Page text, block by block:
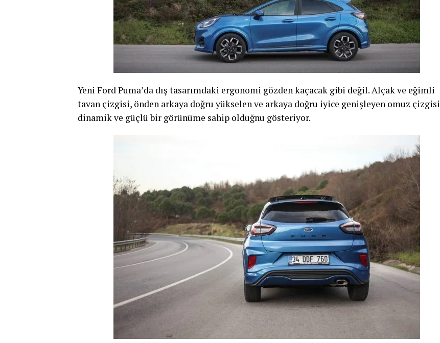
Yeni Ford Puma’da dış tasarımdaki ergonomi gözden kaçacak gibi değil. Alçak ve eğimli
tavan çizgisi, önden arkaya doğru yükselen ve arkaya doğru iyice genişleyen omuz çizgisi
dinamik ve güçlü bir görünüme sahip olduğnu gösteriyor.